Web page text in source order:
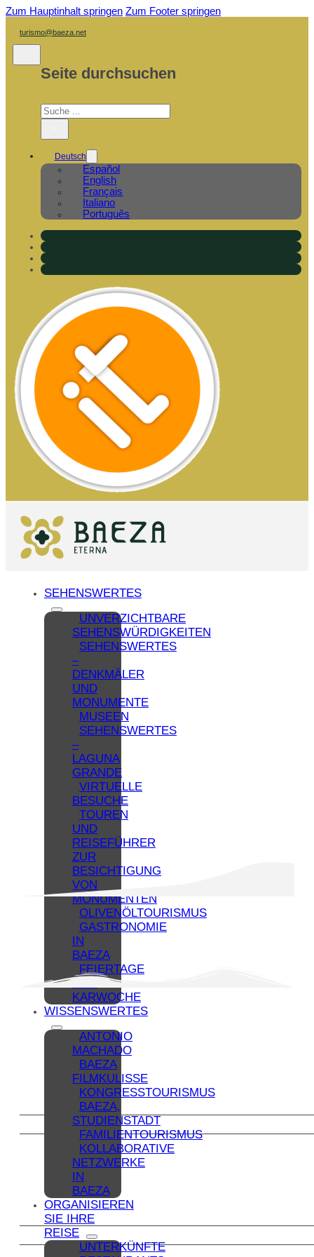
Zum Hauptinhalt springen Zum Footer springen
turismo@baeza.net
Seite durchsuchen
Suchen
Deutsch
Español
English
Français
Italiano
Português
SEHENSWERTES
UNVERZICHTBARE
SEHENSWÜRDIGKEITEN
SEHENSWERTES
–
DENKMÄLER
UND
MONUMENTE
MUSEEN
SEHENSWERTES
–
LAGUNA
GRANDE
VIRTUELLE
BESUCHE
TOUREN
UND
REISEFÜHRER
ZUR
BESICHTIGUNG
VON
MONUMENTEN
OLIVENÖLTOURISMUS
GASTRONOMIE
IN
BAEZA
FEIERTAGE
KARWOCHE
WISSENSWERTES
ANTONIO
MACHADO
BAEZA
FILMKULISSE
KONGRESSTOURISMUS
BAEZA,
STUDIENSTADT
FAMILIENTOURISMUS
KOLLABORATIVE
NETZWERKE
IN
BAEZA
ORGANISIEREN
SIE IHRE
REISE
UNTERKÜNFTE